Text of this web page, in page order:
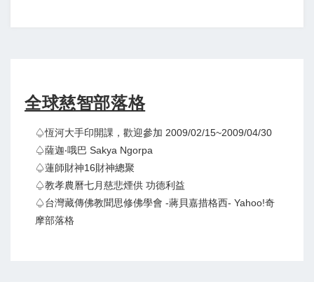
全球慈智部落格
♤恆河大手印開課，歡迎參加 2009/02/15~2009/04/30
♤薩迦‧哦巴 Sakya Ngorpa
♤蓮師財神16財神總聚
♤教孝農曆七月慈悲煙供 功德利益
♤台灣藏傳佛教聞思修佛學會 -蔣貝嘉措格西- Yahoo!奇
摩部落格